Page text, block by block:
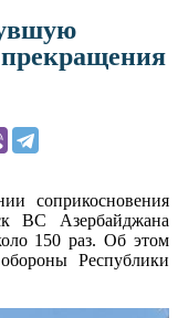
соприкосновения
ВС Азербайджана
150 раз. Об этом
Республики